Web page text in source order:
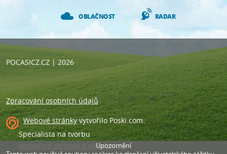
OBLAČNOST RADAR
POCASICZ.CZ| 2026
Zpracování osobních údajů
Webové stránkyvytvořilo Poski.com.
Specialista na tvorbu
webových stránek a webdesign.
Upozornění